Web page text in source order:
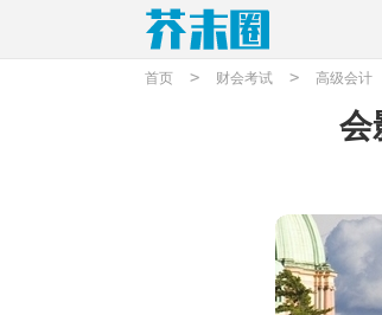
首页 > 财会考试 > 高级会计
会